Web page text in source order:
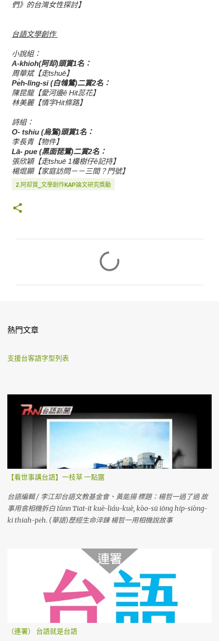
們》的台灣女性探討】
台語文學創作
小說組：
A-khioh(阿却)頭賞1名：
周華斌【走tshuē】
Pe̍h-līng-si (白鴒鷥)二賞2名：
陳昆龍【愛河邊ê Hit蕊花】
林美麗【情字Hit條路】
詩組：
O͘- tshiu (烏鶖)頭賞1名：
李長青【物件】
Lā- pue (黑面琵鷺)二賞2名：
張欣穎【走tshuē 1欉樹仔ê記持】
楊焜顯【家庭訪問－－三間？門號】
2.阿却賞_文學創作KAP論文研究獎勵
熱門文章
支援台客語字型列表
【看世事講台語】一枝草 一點露
台語編輯 / 李江却台語文教基金會、黃能揚 標題：楊哲一過了過 故
事用翕相機拆白 Iûnn Tiat-it kuè-liáu-kuè, kòo-sū iōng hip-siòng-
ki thiah-pe̍h. (華語)歷經生命淬鍊 楊哲一用相機說故事
（連署） 台語就是台語